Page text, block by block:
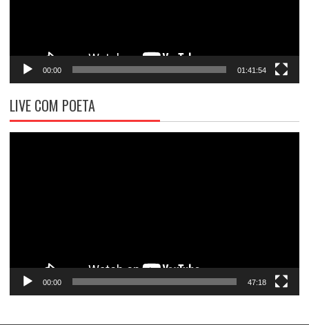
00:00 01:41:54
LIVE COM POETA
00:00 47:18